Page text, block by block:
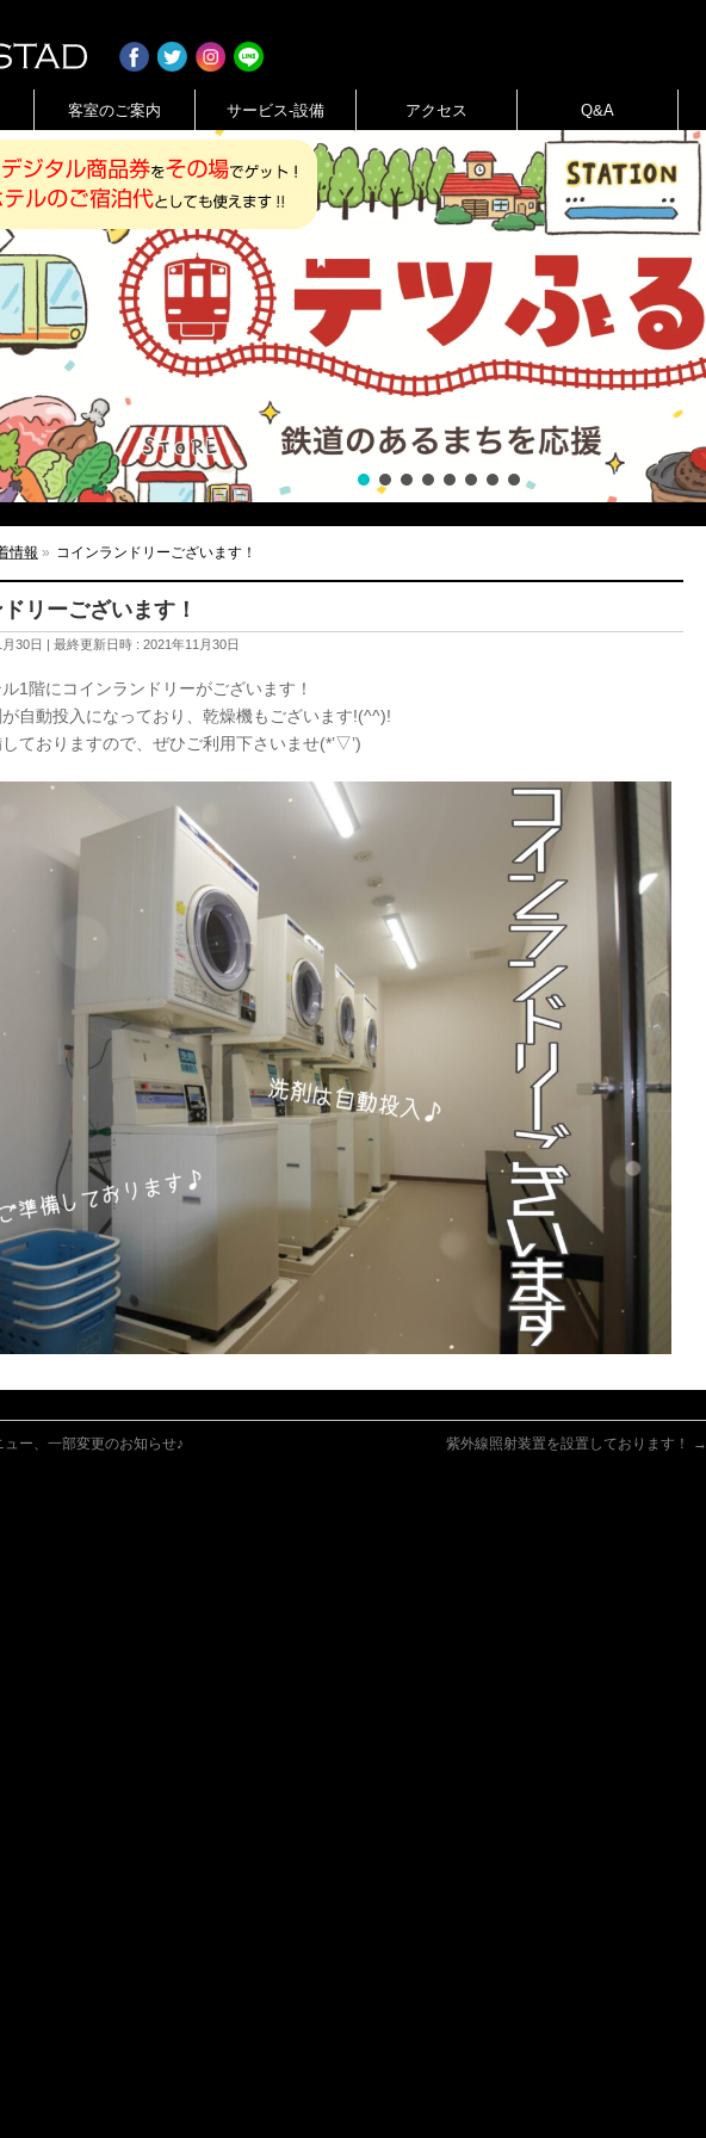
客室のご案内 サービス-設備 アクセス Q&A
情報 » コインランドリーございます！
リーございます！
30日 最終更新日時 : 2021年11月30日
1階にコインランドリーがございます！
自動投入になっており、乾燥機もございます!(^^)!
ておりますので、ぜひご利用下さいませ(*’▽’)
ー、一部変更のお知らせ♪ 紫外線照射装置を設置しております！ →